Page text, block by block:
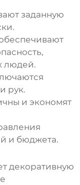
заданную
людей.
рук.
и экономят
и бюджета.
декоративную